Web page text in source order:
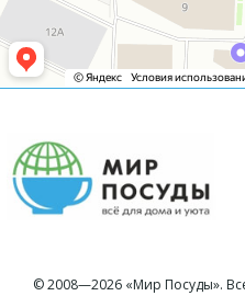
© 2008—2026 «Мир Посуды».